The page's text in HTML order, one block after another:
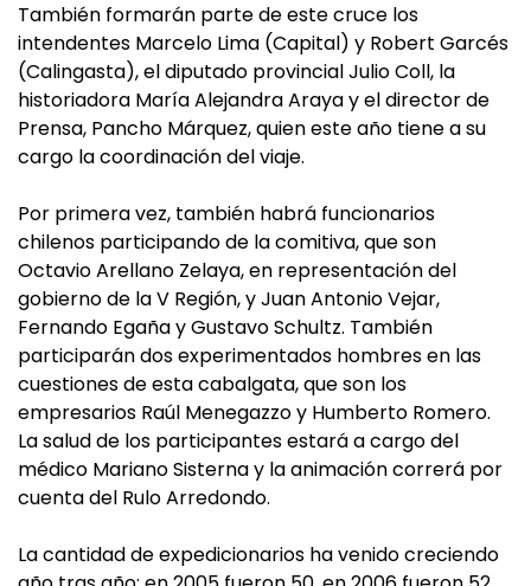
También formarán parte de este cruce los
intendentes Marcelo Lima (Capital) y Robert Garcés
(Calingasta), el diputado provincial Julio Coll, la
historiadora María Alejandra Araya y el director de
Prensa, Pancho Márquez, quien este año tiene a su
cargo la coordinación del viaje.
Por primera vez, también habrá funcionarios
chilenos participando de la comitiva, que son
Octavio Arellano Zelaya, en representación del
gobierno de la V Región, y Juan Antonio Vejar,
Fernando Egaña y Gustavo Schultz. También
participarán dos experimentados hombres en las
cuestiones de esta cabalgata, que son los
empresarios Raúl Menegazzo y Humberto Romero.
La salud de los participantes estará a cargo del
médico Mariano Sisterna y la animación correrá por
cuenta del Rulo Arredondo.
La cantidad de expedicionarios ha venido creciendo